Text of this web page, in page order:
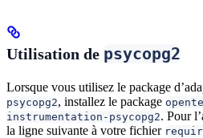
Utilisation de psycopg2
Lorsque vous utilisez le package
psycopg2, installez le package
instrumentation-psycopg2. Pour
la ligne suivante à votre fichier